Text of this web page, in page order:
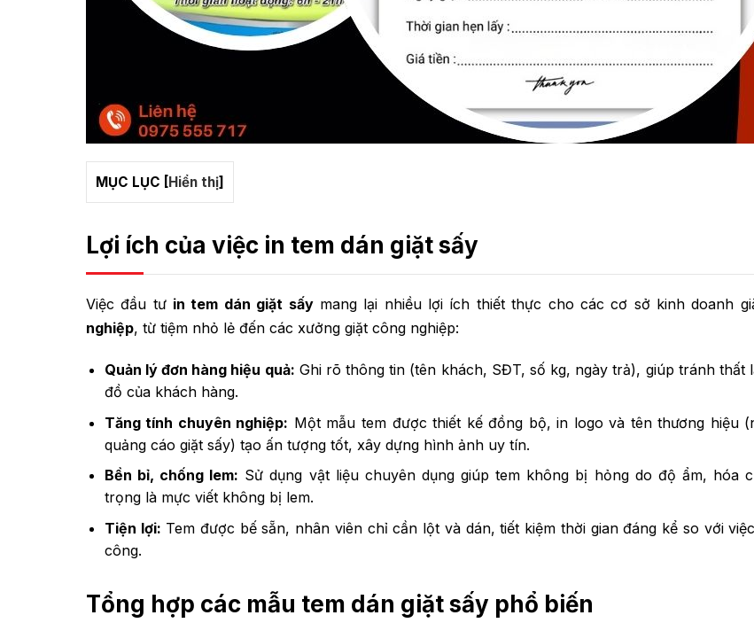
MỤC LỤC [Hiển thị]
Lợi ích của việc in tem dán giặt sấy
Việc đầu tư in tem dán giặt sấymang lại nhiều lợi ích thiết thực cho các cơ sở kinh doanh
nghiệp, từ tiệm nhỏ lẻ đến các xưởng giặt công nghiệp:
Quản lý đơn hàng hiệu quả: Ghi rõ thông tin (tên khách, SĐT, số kg, ngày trả), giúp tránh thất
đồ của khách hàng.
Tăng tính chuyên nghiệp: Một mẫu tem được thiết kế đồng bộ, in logo và tên thương hiệu
quảng cáo giặt sấy) tạo ấn tượng tốt, xây dựng hình ảnh uy tín.
Bền bỉ, chống lem: Sử dụng vật liệu chuyên dụng giúp tem không bị hỏng do độ ẩm, hóa
trọng là mực viết không bị lem.
Tiện lợi: Tem được bế sẵn, nhân viên chỉ cần lột và dán, tiết kiệm thời gian đáng kể so với
công.
Tổng hợp các mẫu tem dán giặt sấy phổ biến